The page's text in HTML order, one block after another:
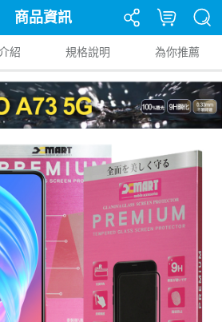
商品資訊
紹 規格說明 為你推薦